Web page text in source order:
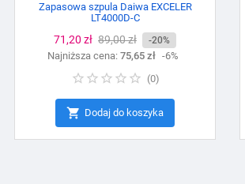
Zapasowa szpula Daiwa EXCELER
LT4000D-C
Cena
71,20 zł Cena
podstawowa
89,00 zł -20%
Najniższa cena: 75,65 zł -6%
(0)
 Dodaj do koszyka